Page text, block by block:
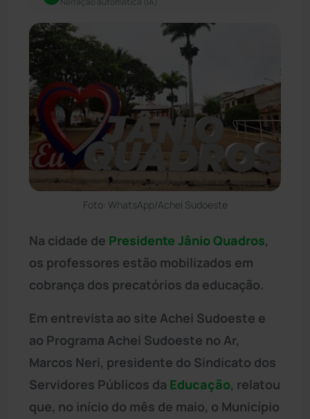
Foto: WhatsApp/Achei Sudoeste
Na cidade de Presidente Jânio Quadros,
os professores estão mobilizados em
cobrança dos precatórios da educação.
Em entrevista ao site Achei Sudoeste e
ao Programa Achei Sudoeste no Ar,
Marcos Neri, presidente do Sindicato dos
Servidores Públicos da Educação, relatou
que, no início do mês de maio, o Município